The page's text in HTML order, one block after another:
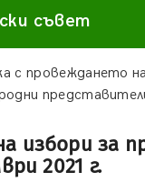
съвет
с провеждането
избори за
2021 г.